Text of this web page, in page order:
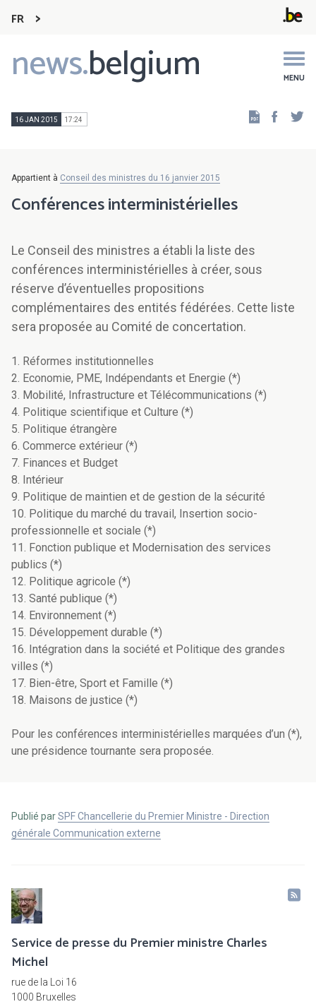
FR
news.belgium MENU
Main
navigation
16 JAN 2015 17:24
Appartient à Conseil des ministres du 16 janvier 2015
Conférences interministérielles
Le Conseil des ministres a établi la liste des
conférences interministérielles à créer, sous
réserve d’éventuelles propositions
complémentaires des entités fédérées. Cette liste
sera proposée au Comité de concertation.
1. Réformes institutionnelles
2. Economie, PME, Indépendants et Energie (*)
3. Mobilité, Infrastructure et Télécommunications (*)
4. Politique scientifique et Culture (*)
5. Politique étrangère
6. Commerce extérieur (*)
7. Finances et Budget
8. Intérieur
9. Politique de maintien et de gestion de la sécurité
10. Politique du marché du travail, Insertion socio-
professionnelle et sociale (*)
11. Fonction publique et Modernisation des services
publics (*)
12. Politique agricole (*)
13. Santé publique (*)
14. Environnement (*)
15. Développement durable (*)
16. Intégration dans la société et Politique des grandes
villes (*)
17. Bien-être, Sport et Famille (*)
18. Maisons de justice (*)
Pour les conférences interministérielles marquées d’un (*),
une présidence tournante sera proposée.
Publié parSPF Chancellerie du Premier Ministre - Direction
générale Communication externe
Service de presse du Premier ministre Charles
Michel
rue de la Loi 16
1000 Bruxelles